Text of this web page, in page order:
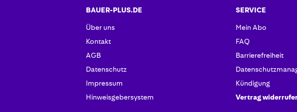
BAUER-PLUS.DE
Über uns
Kontakt
AGB
Datenschutz
Impressum
Hinweisgebersystem
SERVICE
Mein Abo
FAQ
Barrierefreiheit
Kündigung
Vertrag